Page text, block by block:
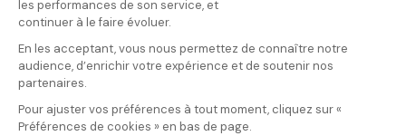
Donnez votre avis
Votre note
Votre commentaire
Il faut vous connecter pour
publier un avis